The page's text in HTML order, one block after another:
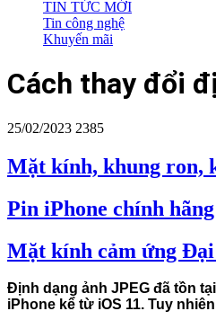
TIN TỨC MỚI
Tin công nghệ
Khuyến mãi
Cách thay đổi
25/02/2023 2385
Mặt kính, khung ron,
Pin iPhone chính
Mặt kính cảm ứng Đại
Định dạng ảnh JPEG đã tồn
iPhone kể từ iOS 11. Tuy